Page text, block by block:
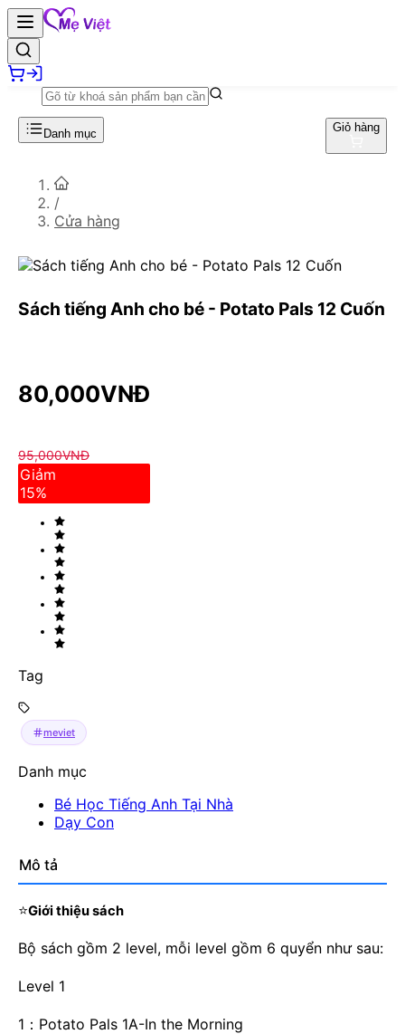
Danh mục Giỏ hàng
/
Cửa hàng
Sách tiếng Anh cho bé - Potato Pals 12 Cuốn
80,000VNĐ
95,000VNĐ
Giảm
15%
Tag
meviet
Danh mục
Bé Học Tiếng Anh Tại Nhà
Dạy Con
Mô tả
⭐Giới thiệu sách
Bộ sách gồm 2 level, mỗi level gồm 6 quyển như sau:
Level 1
1：Potato Pals 1A-In the Morning